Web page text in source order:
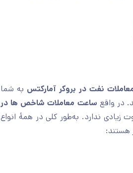
نفت در بروکر آمارکتس به شما
در واقع ساعت معاملات شاخص ها در
زیادی ندارد. به‌طور کلی در همۀ انواع
هستند: